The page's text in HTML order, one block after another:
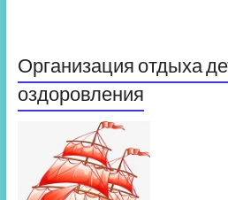
Организация отдыха
оздоровления